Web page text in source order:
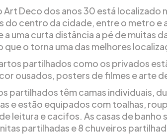
Deco dos anos 30 está localizado
do centro da cidade, entre o metro e
a uma curta distância a pé de muitas
que o torna uma das melhores
partilhados como os privados
ousados, posters de filmes e arte
partilhados têm camas individuais,
e estão equipados com toalhas,
leitura e cacifos. As casas de banho
partilhadas e 8 chuveiros